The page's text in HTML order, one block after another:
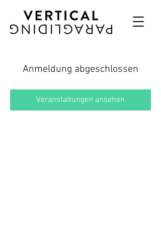
Anmeldung abgeschlossen
Veranstaltungen ansehen